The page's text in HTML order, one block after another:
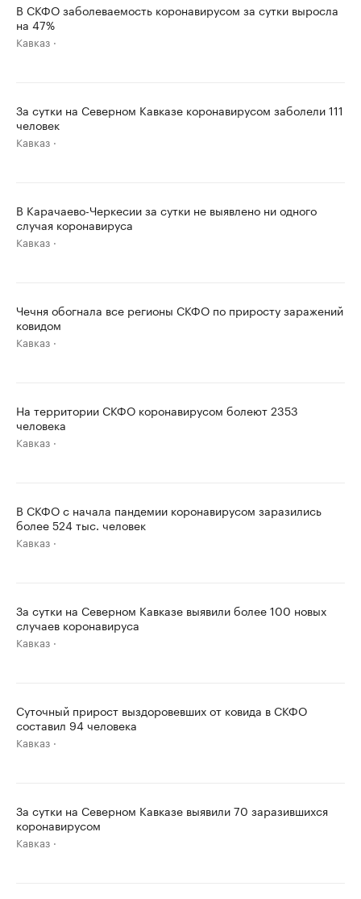
В СКФО заболеваемость коронавирусом за сутки выросла
на 47%
Кавказ
За сутки на Северном Кавказе коронавирусом заболели 111
человек
Кавказ
В Карачаево-Черкесии за сутки не выявлено ни одного
случая коронавируса
Кавказ
Чечня обогнала все регионы СКФО по приросту заражений
ковидом
Кавказ
На территории СКФО коронавирусом болеют 2353
человека
Кавказ
В СКФО с начала пандемии коронавирусом заразились
более 524 тыс. человек
Кавказ
За сутки на Северном Кавказе выявили более 100 новых
случаев коронавируса
Кавказ
Суточный прирост выздоровевших от ковида в СКФО
составил 94 человека
Кавказ
За сутки на Северном Кавказе выявили 70 заразившихся
коронавирусом
Кавказ